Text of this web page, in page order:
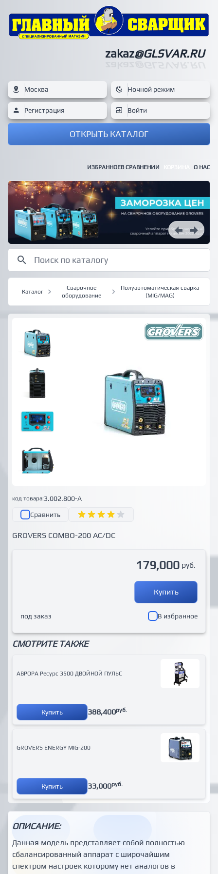
zakaz@GLSVAR.RU
Москва Ночной режим
Регистрация Войти
ОТКРЫТЬ КАТАЛОГ
ИЗБРАННОЕВ СРАВНЕНИИ О НАС
Каталог
Сварочное
оборудование
Полуавтоматическая сварка
(MIG/MAG)
код товара:3.002.800-A
Сравнить
GROVERS COMBO-200 AC/DC
179,000 руб.
Купить
под заказ В избранное
СМОТРИТЕ ТАКЖЕ
АВРОРА Ресурс 3500 ДВОЙНОЙ ПУЛЬС
Купить 388,400руб.
GROVERS ENERGY MIG-200
Купить 33,000руб.
ОПИСАНИЕ:
Данная модель представляет собой полностью
сбалансированный аппарат с широчайшим
спектром настроек которому нет аналогов в